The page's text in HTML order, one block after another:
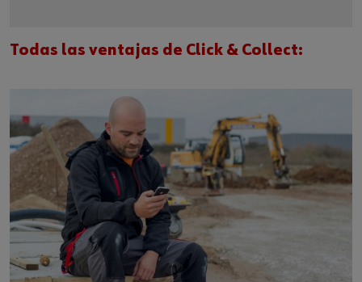
Todas las ventajas de Click & Collect: